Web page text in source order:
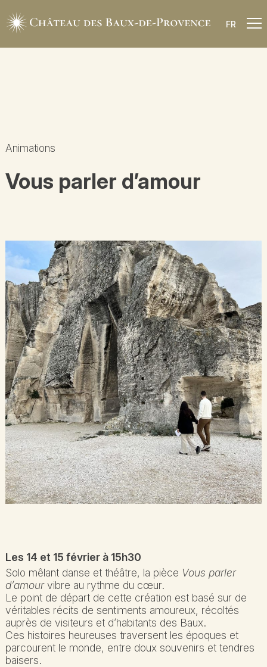
FR
Animations
Vous parler d’amour
Les 14 et 15 février à 15h30
Solo mêlant danse et théâtre, la pièce Vous parler
d’amourvibre au rythme du cœur.
Le point de départ de cette création est basé sur de
véritables récits de sentiments amoureux, récoltés
auprès de visiteurs et d’habitants des Baux.
Ces histoires heureuses traversent les époques et
parcourent le monde, entre doux souvenirs et tendres
baisers.